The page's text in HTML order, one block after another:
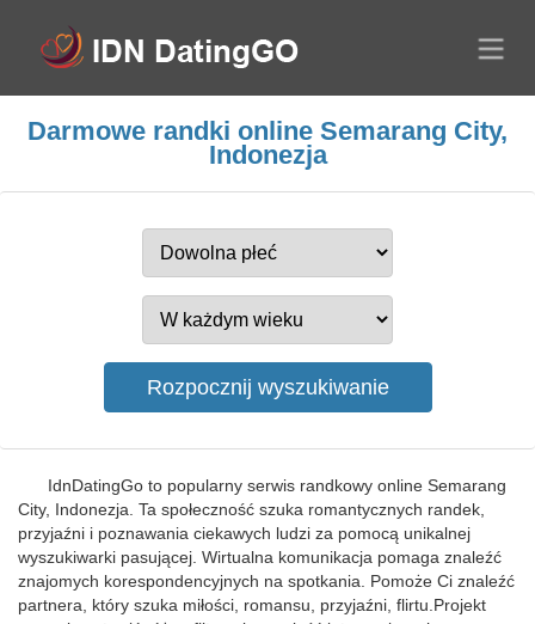
Darmowe randki online Semarang City,
Indonezja
IdnDatingGo to popularny serwis randkowy online Semarang
City, Indonezja. Ta społeczność szuka romantycznych randek,
przyjaźni i poznawania ciekawych ludzi za pomocą unikalnej
wyszukiwarki pasującej. Wirtualna komunikacja pomaga znaleźć
znajomych korespondencyjnych na spotkania. Pomoże Ci znaleźć
partnera, który szuka miłości, romansu, przyjaźni, flirtu.Projekt